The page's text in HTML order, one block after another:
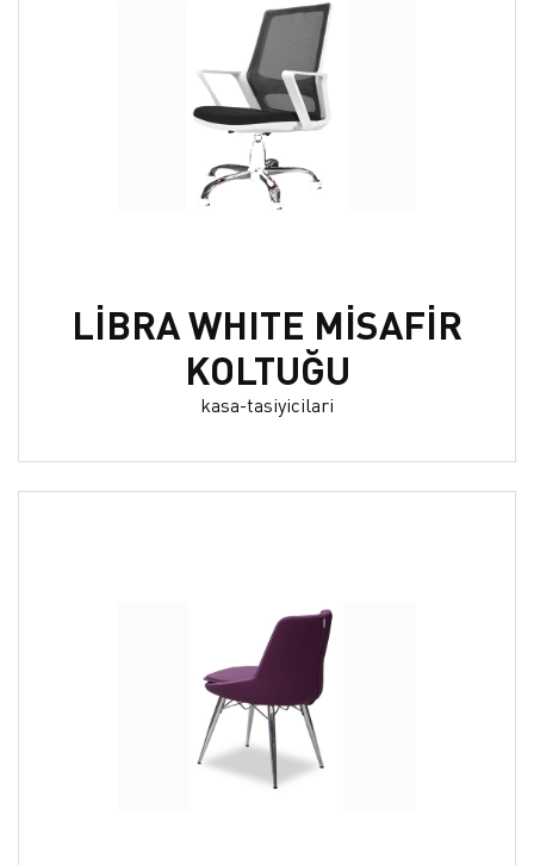
LİBRA WHITE MİSAFİR
KOLTUĞU
kasa-tasiyicilari